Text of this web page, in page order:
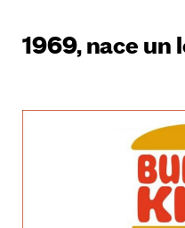
1969, nace un